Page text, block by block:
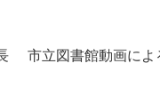
市立図書館動画によ